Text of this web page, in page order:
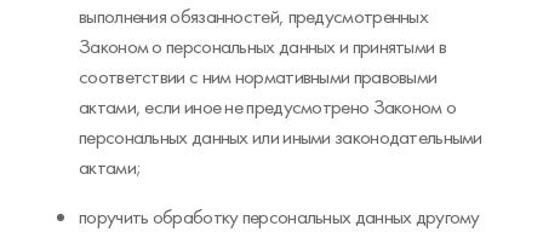
выполнения обязанностей, предусмотренных
Законом о персональных данных и принятыми в
соответствии с ним нормативными правовыми
актами, если иное не предусмотрено Законом о
персональных данных или иными законодательными
актами;
поручить обработку персональных данных другому